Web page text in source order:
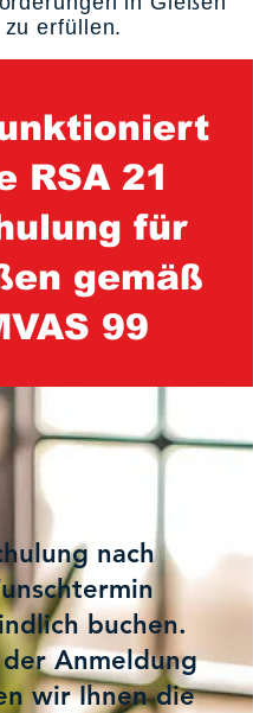
zu erfüllen.
RSA 21
für
gemäß
99
nach
buchen.
Anmeldung
wir Ihnen die